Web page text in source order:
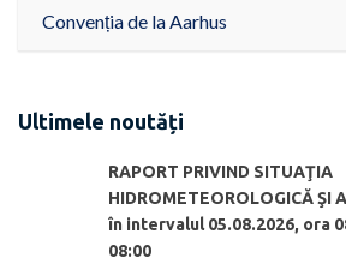
Convenția de la Aarhus
Ultimele noutăți
RAPORT PRIVIND SITUAŢIA
HIDROMETEOROLOGICĂ ŞI
în intervalul 05.08.2026, ora
08:00